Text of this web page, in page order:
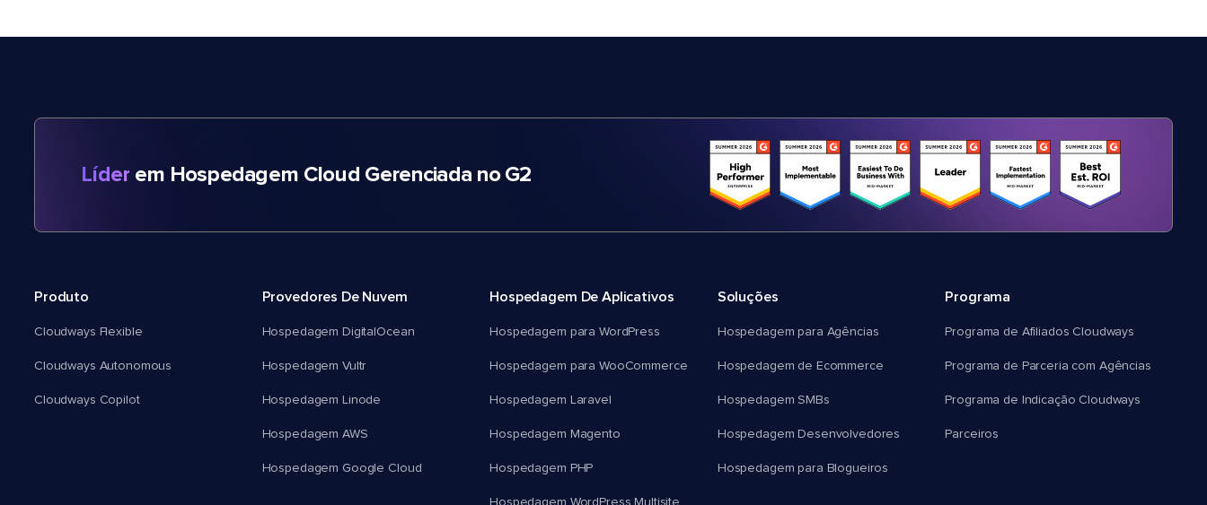
Líder em Hospedagem Cloud Gerenciada no G2
Produto
Cloudways Flexible
Cloudways Autonomous
Cloudways Copilot
Provedores De Nuvem
Hospedagem DigitalOcean
Hospedagem Vultr
Hospedagem Linode
Hospedagem AWS
Hospedagem Google Cloud
Hospedagem De Aplicativos
Hospedagem para WordPress
Hospedagem para WooCommerce
Hospedagem Laravel
Hospedagem Magento
Hospedagem PHP
Soluções
Hospedagem para Agências
Hospedagem de Ecommerce
Hospedagem SMBs
Hospedagem Desenvolvedores
Hospedagem para Blogueiros
Programa
Programa de Afiliados Cloudways
Programa de Parceria com Agências
Programa de Indicação Cloudways
Parceiros